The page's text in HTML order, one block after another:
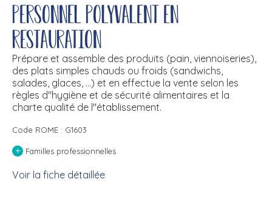
Personnel polyvalent en
restauration
Prépare et assemble des produits (pain, viennoiseries),
des plats simples chauds ou froids (sandwichs,
salades, glaces, ...) et en effectue la vente selon les
règles d''hygiène et de sécurité alimentaires et la
charte qualité de l''établissement.
Code ROME : G1603
+ Familles professionnelles
Voir la fiche détaillée